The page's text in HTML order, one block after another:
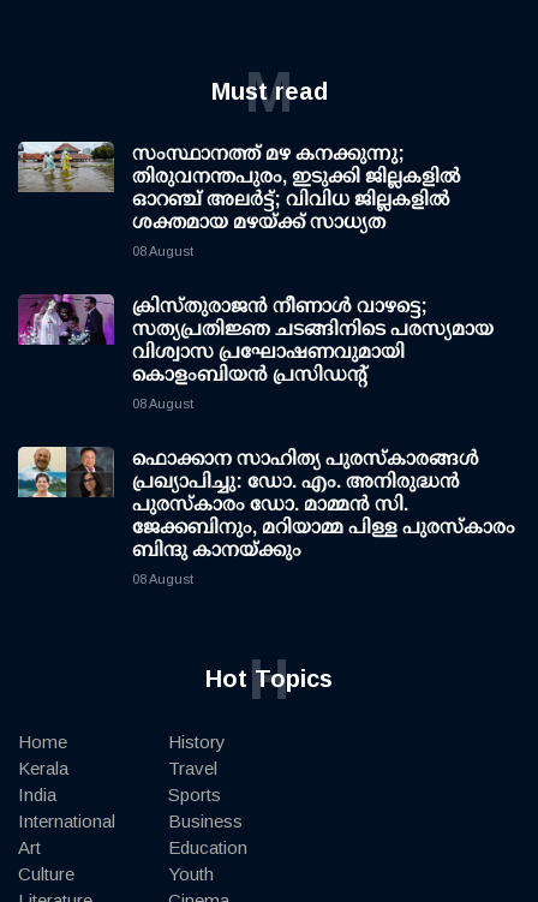
Must read
M
സംസ്ഥാനത്ത് മഴ കനക്കുന്നു;
തിരുവനന്തപുരം, ഇടുക്കി ജില്ലകളിൽ
ഓറഞ്ച് അലർട്ട്; വിവിധ ജില്ലകളിൽ
ശക്തമായ മഴയ്ക്ക് സാധ്യത
08 August
ക്രിസ്തുരാജൻ നീണാൾ വാഴട്ടെ;
സത്യപ്രതിജ്ഞ ചടങ്ങിനിടെ പരസ്യമായ
വിശ്വാസ പ്രഘോഷണവുമായി
കൊളംബിയൻ പ്രസിഡന്റ്
08 August
ഫൊക്കാന സാഹിത്യ പുരസ്‌കാരങ്ങള്‍
പ്രഖ്യാപിച്ചു: ഡോ. എം. അനിരുദ്ധന്‍
പുരസ്‌കാരം ഡോ. മാമ്മന്‍ സി.
ജേക്കബിനും, മറിയാമ്മ പിള്ള പുരസ്‌കാരം
ബിന്ദു കാനയ്ക്കും
08 August
Hot Topics
H
Home
Kerala
India
International
Art
Culture
History
Travel
Sports
Business
Education
Youth